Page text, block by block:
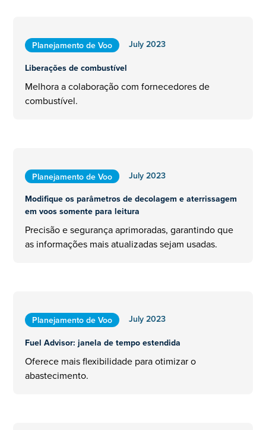
Planejamento de Voo
July 2023
Liberações de combustível
Melhora a colaboração com fornecedores de
combustível.
Planejamento de Voo
July 2023
Modifique os parâmetros de decolagem e aterrissagem
em voos somente para leitura
Precisão e segurança aprimoradas, garantindo que
as informações mais atualizadas sejam usadas.
Planejamento de Voo
July 2023
Fuel Advisor: janela de tempo estendida
Oferece mais flexibilidade para otimizar o
abastecimento.